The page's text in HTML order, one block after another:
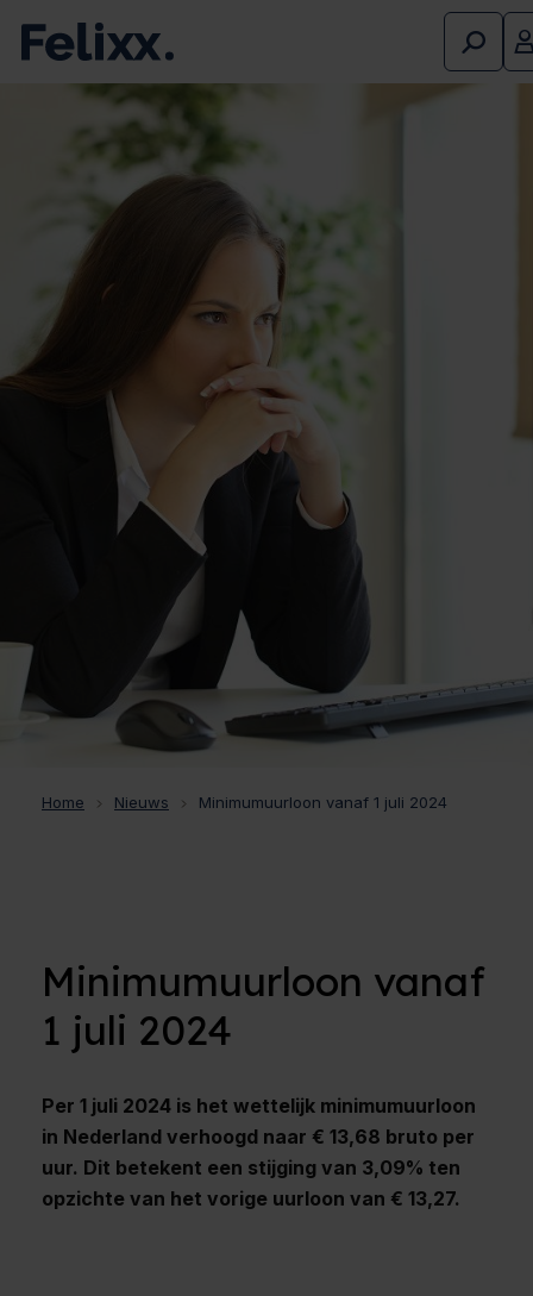
Home Nieuws Minimumuurloon vanaf 1 juli 2024
Minimumuurloon vanaf
1 juli 2024
Per 1 juli 2024 is het wettelijk minimumuurloon
in Nederland verhoogd naar € 13,68 bruto per
uur. Dit betekent een stijging van 3,09% ten
opzichte van het vorige uurloon van € 13,27.